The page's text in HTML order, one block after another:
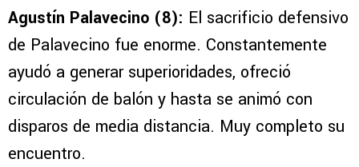
Agustín Palavecino (8): El sacrificio defensivo
de Palavecino fue enorme. Constantemente
ayudó a generar superioridades, ofreció
circulación de balón y hasta se animó con
disparos de media distancia. Muy completo su
encuentro.